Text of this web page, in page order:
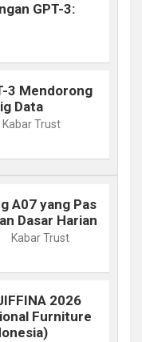
GPT-3:
3 Mendorong
Data
Kabar Trust
A07 yang Pas
Dasar Harian
Kabar Trust
2026
Furniture